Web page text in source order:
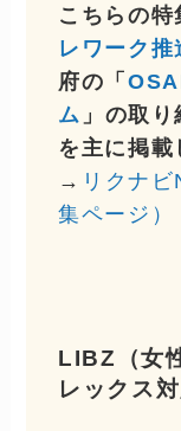
こちらの特
レワーク
府の「
ム 」の取
を主に掲載
→ リクナ
集ページ）
LIBZ（女
レックス